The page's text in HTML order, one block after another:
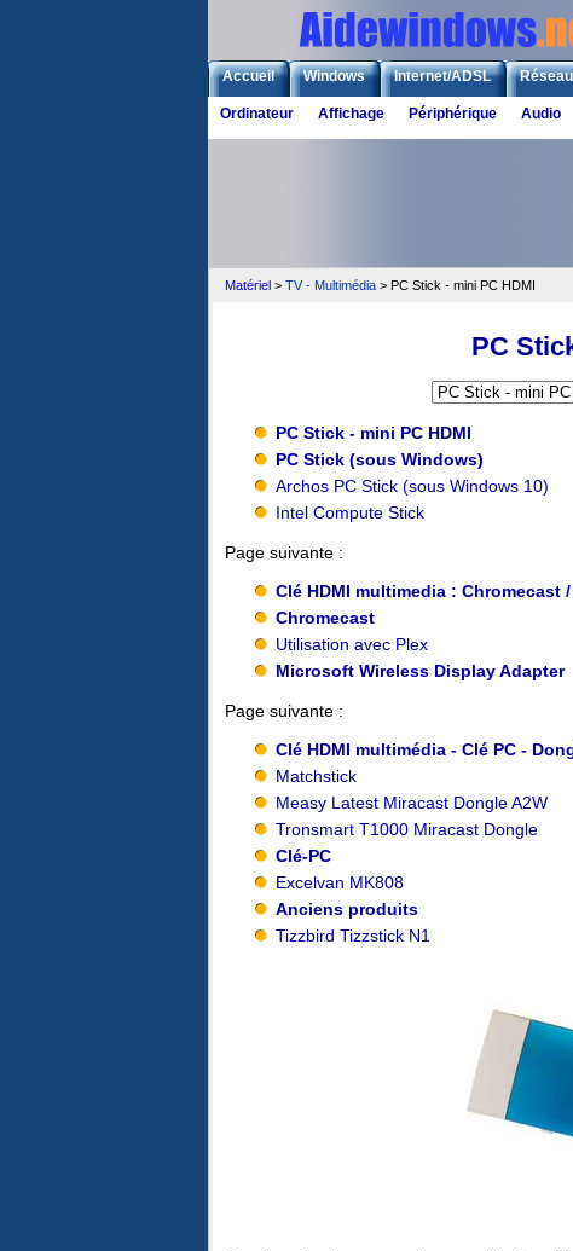
Accueil Windows Internet/ADSL
Ordinateur Affichage Périphérique Audio
Matériel > TV - Multimédia > PC Stick - mini PC HDMI
PC
PC Stick - mini PC HDMI
PC Stick (sous Windows)
Archos PC Stick (sous Windows 10)
Intel Compute Stick
Page suivante :
Clé HDMI multimedia : Chromecast
Chromecast
Utilisation avec Plex
Microsoft Wireless Display Adapter
Page suivante :
Clé HDMI multimédia - Clé PC -
Matchstick
Measy Latest Miracast Dongle A2W
Tronsmart T1000 Miracast Dongle
Clé-PC
Excelvan MK808
Anciens produits
Tizzbird Tizzstick N1